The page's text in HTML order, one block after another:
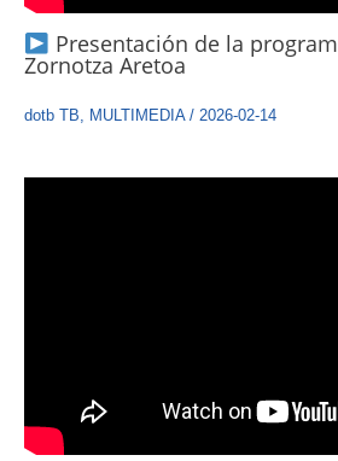
Presentación de la
Zornotza Aretoa
dotb TB, MULTIMEDIA/ 2026-02-14